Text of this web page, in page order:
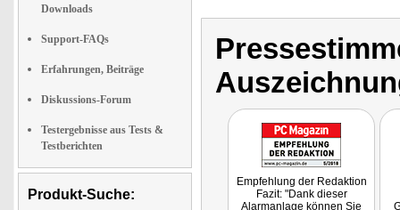
Downloads
Support-FAQs
Erfahrungen, Beiträge
Diskussions-Forum
Testergebnisse aus Tests &
Testberichten
Produkt-Suche:
Empfehlung der Redaktion
Fazit: "Dank dieser
Alarmanlage können Sie